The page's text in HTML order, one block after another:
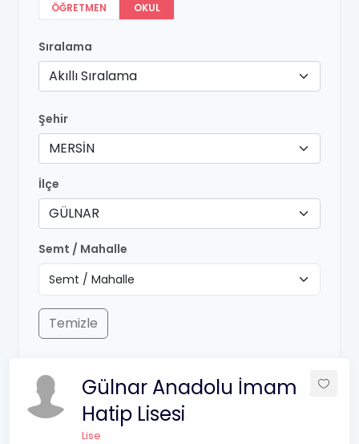
ÖĞRETMEN OKUL
Sıralama
Akıllı Sıralama
Şehir
MERSİN
İlçe
GÜLNAR
Semt / Mahalle
Temizle
Gülnar Anadolu İmam
Hatip Lisesi
Lise